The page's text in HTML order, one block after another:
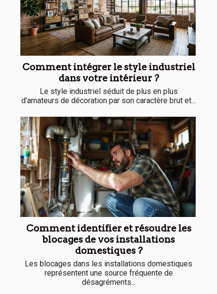
Comment intégrer le style industriel
dans votre intérieur ?
Le style industriel séduit de plus en plus
d’amateurs de décoration par son caractère brut et...
Comment identifier et résoudre les
blocages de vos installations
domestiques ?
Les blocages dans les installations domestiques
représentent une source fréquente de
désagréments...